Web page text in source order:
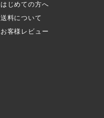
はじめての方へ
送料について
お客様レビュー